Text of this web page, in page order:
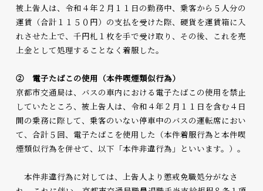
被上告人は、令和４年２月１１日の勤務中、乗客から５人分の
運賃（合計１１５０円）の支払を受けた際、硬貨を運賃箱に入
れさせた上で、千円札１枚を手で受け取り、その後、これを売
上金として処理することなく着服した。
② 電子たばこの使用（本件喫煙類似行為）
京都市交通局は、バスの車内における電子たばこの使用を禁止
していたところ、被上告人は、令和４年２月１１日を含む４日
間の乗務に際して、乗客のいない停車中のバスの運転席におい
て、合計５回、電子たばこを使用した（本件着服行為と本件喫
煙類似行為を併せて、以下「本件非違行為」といいます。）。
本件非違行為に対しては、上告人より懲戒免職処分がなさ